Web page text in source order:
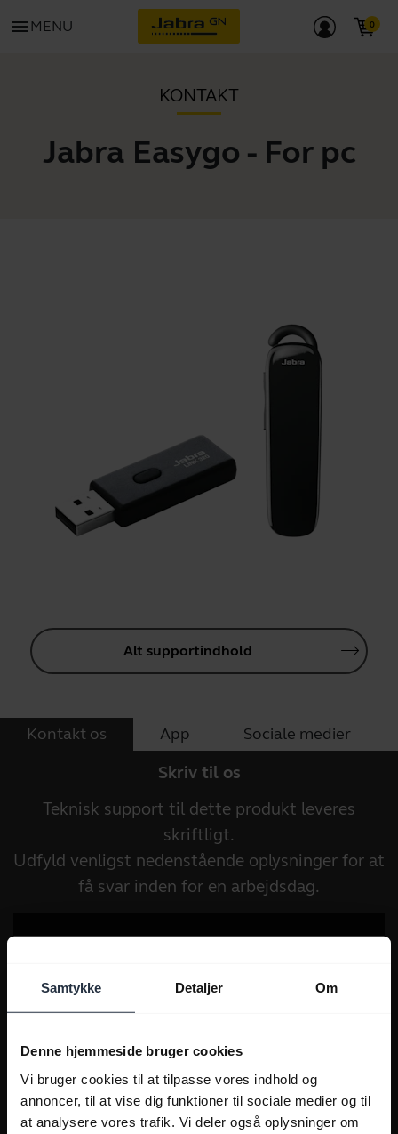
Samtykke Detaljer Om
Denne hjemmeside bruger cookies
Vi bruger cookies til at tilpasse vores indhold og
annoncer, til at vise dig funktioner til sociale medier og til
at analysere vores trafik. Vi deler også oplysninger om
menu MENU
KONTAKT
Jabra Easygo - For pc
Alt supportindhold
Kontakt os App Sociale medier
Skriv til os
Teknisk support til dette produkt leveres
skriftligt.
Udfyld venligst nedenstående oplysninger for at
få svar inden for en arbejdsdag.